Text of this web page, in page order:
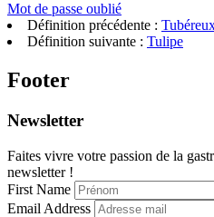
Mot de passe oublié
Définition précédente :
Définition suivante : Tulipe
Footer
Newsletter
Faites vivre votre passion de la
newsletter !
First Name
Email Address